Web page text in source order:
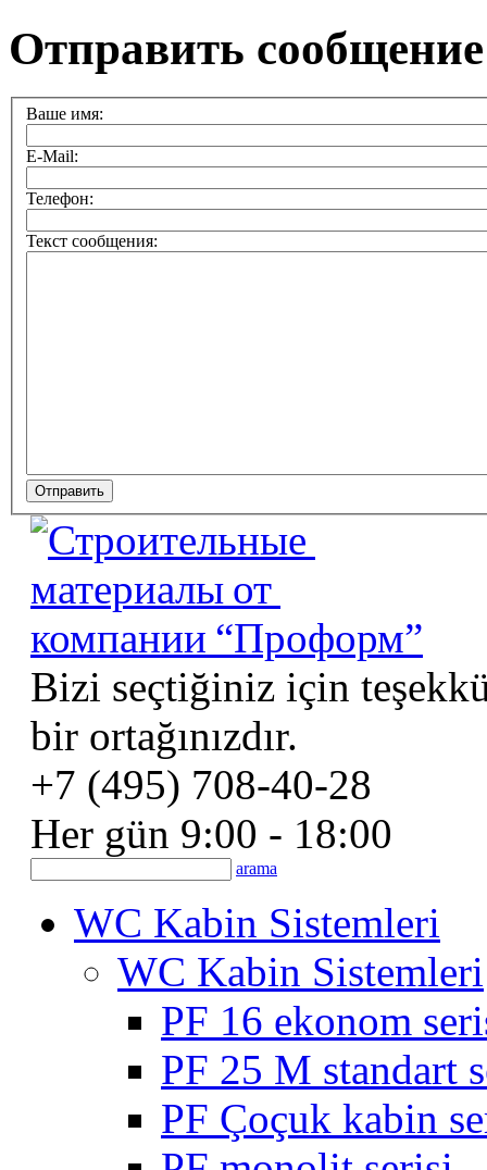
Отправить сообщение
Ваше имя:
E-Mail:
Телефон:
Текст сообщения:
Bizi seçtiğiniz için
bir ortağınızdır.
+7 (495) 708-40-28
Her gün 9:00 - 18:00
arama
WC Kabin Sistemleri
WC Kabin Sistemleri
PF 16 ekonom
PF 25 M standart
PF Çoçuk kabin